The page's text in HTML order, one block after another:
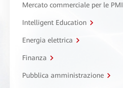
Mercato commerciale per le PMI
Intelligent Education
Energia elettrica
Finanza
Pubblica amministrazione